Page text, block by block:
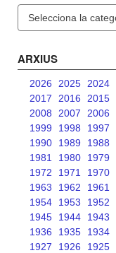
Categories
ARXIUS
2026 2025 2024
2017
2016 2015
2008
2007 2006
1999
1998 1997
1990
1989 1988
1981
1980 1979
1972
1971 1970
1963
1962 1961
1954
1953 1952
1945
1944 1943
1936
1935 1934
1927
1926 1925